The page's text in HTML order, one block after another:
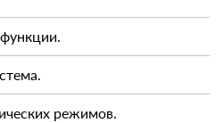
функции.
режимов.